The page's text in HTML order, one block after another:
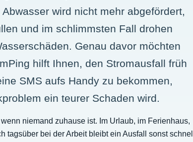
wird nicht mehr abgefördert,
und im schlimmsten Fall drohen
Genau davor möchten
hilft Ihnen, den Stromausfall früh
SMS aufs Handy zu bekommen,
ein teurer Schaden wird.
niemand zuhause ist. Im Urlaub, im Ferienhaus,
tagsüber bei der Arbeit bleibt ein Ausfall sonst schnell